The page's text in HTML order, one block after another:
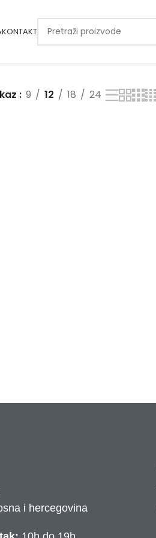
KONTAKT
9 12 18 24
i hercegovina